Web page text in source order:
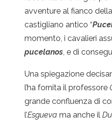
avventure al fianco della
castigliano antico “
momento, i cavalieri
pucelanos , e di
Una spiegazione
l’ha fornita il professore
grande confluenza di
l’Esgueva ma anche il